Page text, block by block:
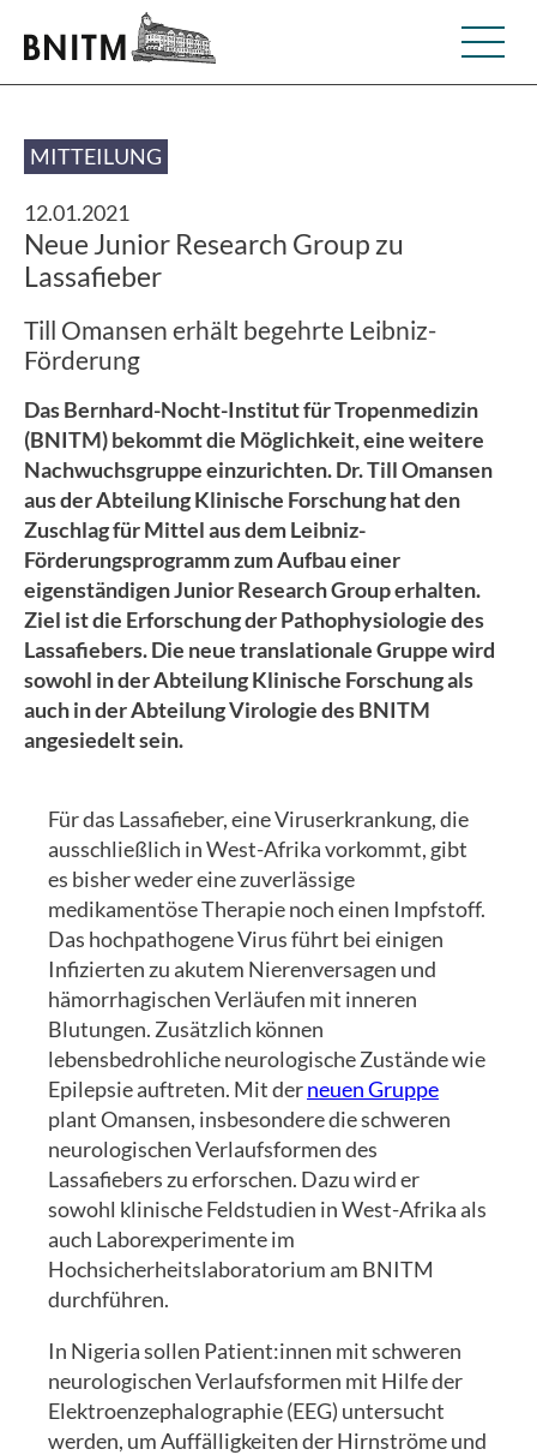
MITTEILUNG
12.01.2021
Neue Junior Research Group zu
Lassafieber
Till Omansen erhält begehrte Leibniz-
Förderung
Das Bernhard-Nocht-Institut für Tropenmedizin
(BNITM) bekommt die Möglichkeit, eine weitere
Nachwuchsgruppe einzurichten. Dr. Till Omansen
aus der Abteilung Klinische Forschung hat den
Zuschlag für Mittel aus dem Leibniz-
Förderungsprogramm zum Aufbau einer
eigenständigen Junior Research Group erhalten.
Ziel ist die Erforschung der Pathophysiologie des
Lassafiebers. Die neue translationale Gruppe wird
sowohl in der Abteilung Klinische Forschung als
auch in der Abteilung Virologie des BNITM
angesiedelt sein.
Für das Lassafieber, eine Viruserkrankung, die
ausschließlich in West-Afrika vorkommt, gibt
es bisher weder eine zuverlässige
medikamentöse Therapie noch einen Impfstoff.
Das hochpathogene Virus führt bei einigen
Infizierten zu akutem Nierenversagen und
hämorrhagischen Verläufen mit inneren
Blutungen. Zusätzlich können
lebensbedrohliche neurologische Zustände wie
Epilepsie auftreten. Mit derneuen Gruppe
plant Omansen, insbesondere die schweren
neurologischen Verlaufsformen des
Lassafiebers zu erforschen. Dazu wird er
sowohl klinische Feldstudien in West-Afrika als
auch Laborexperimente im
Hochsicherheitslaboratorium am BNITM
durchführen.
In Nigeria sollen Patient:innen mit schweren
neurologischen Verlaufsformen mit Hilfe der
Elektroenzephalographie (EEG) untersucht
werden, um Auffälligkeiten der Hirnströme und